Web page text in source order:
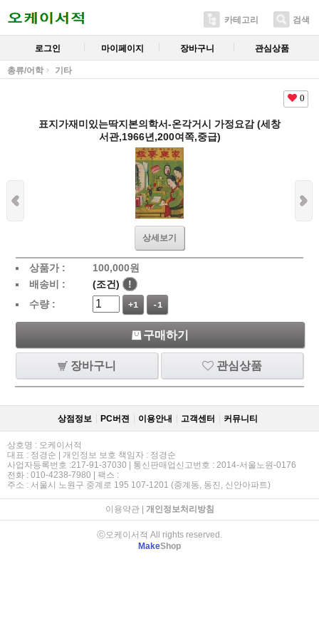
카테고리 검색
로그인 마이페이지 장바구니 관심상품
총류/어학 기타
0
표지가재미있는딱지본의학서-온각거시 가정요감 (세창
서관,1966년,200여쪽,중급)
상세보기
상품가 : 100,000원
배송비 :
(조건)
!
수량 :
+1 -1
구매하기
장바구니 관심상품
상점정보 PC버젼 이용안내 고객센터 커뮤니티
상호명 : 오케이서적
대표 : 정경순 | 개인정보 보호 책임자 : 정경순
사업자등록번호 :217-91-37030 | 통신판매업신고번호 : 2014-서울노원-0176
전화 : 010-4238-7980 | 팩스 :
주소 : 서울시 노원구 중계로 195 107-1201 (중계동, 동진, 신안아파트)
이용약관| 개인정보처리방침
ⓒ오케이서적 All rights reserved.
MakeShop